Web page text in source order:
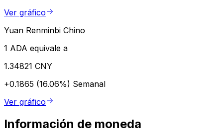
Ver gráfico
Yuan Renminbi Chino
1 ADA equivale a
1.34821 CNY
+0.1865 (16.06%) Semanal
Ver gráfico
Información de moneda